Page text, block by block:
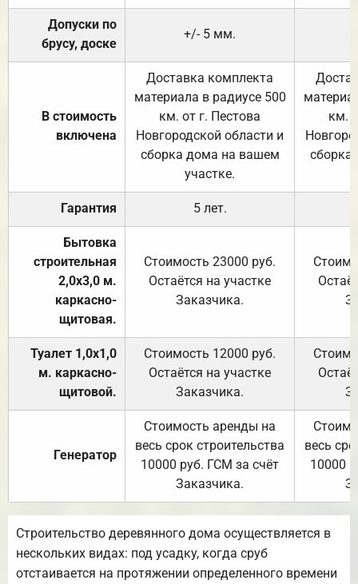
Допуски по
брусу, доске
+/- 5 мм.
В стоимость
включена
Доставка комплекта
материала в радиусе 500
км. от г. Пестова
Новгородской области и
сборка дома на вашем
участке.
км.
Гарантия 5 лет.
Бытовка
строительная
2,0х3,0 м.
каркасно-
щитовая.
Стоимость 23000 руб.
Остаётся на участке
Заказчика.
Туалет 1,0х1,0
м. каркасно-
щитовой.
Стоимость 12000 руб.
Остаётся на участке
Заказчика.
Генератор
Стоимость аренды на
весь срок строительства
10000 руб. ГСМ за счёт
Заказчика.
весь
10000
Строительство деревянного дома осуществляется в
нескольких видах: под усадку, когда сруб
отстаивается на протяжении определенного времени